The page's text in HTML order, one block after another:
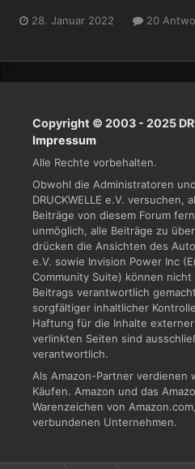
28. Januar 2022 20
Copyright © 2003 - 2025
Impressum
Alle Rechte vorbehalten.
Obwohl die Administratoren
DRUCKWELLE e.V. versuchen,
Beiträge von diesem Forum
unmöglich, alle Beiträge zu
drücken die Ansichten des
e.V. sowie Invision Power Inc
Community Suite) können
Beitrags verantwortlich
sorgfältiger inhaltlicher
Haftung für die Inhalte
verlinkten Seiten sind
verantwortlich.
Als Amazon-Partner verdienen
Käufen. Amazon und das
Warenzeichen von
verbundenen Unternehmen.